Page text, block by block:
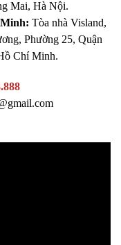
Mai, Hà Nội.
Tòa nhà Visland,
Phường 25, Quận
Chí Minh.